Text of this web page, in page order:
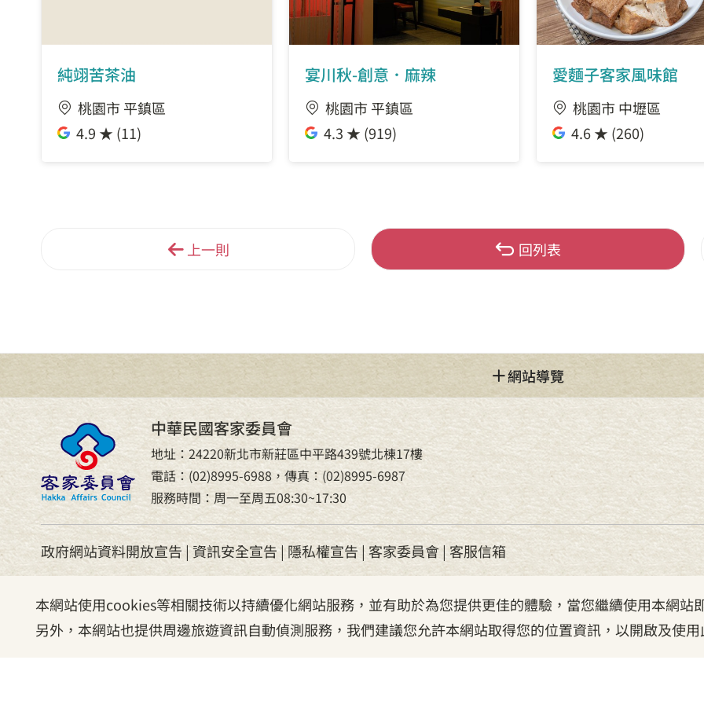
本網站使用cookies等相關技術以持續優化網站服務，並有助於為您提供更佳的體驗，當您繼續使用本網站
另外，本網站也提供周邊旅遊資訊自動偵測服務，我們建議您允許本網站取得您的位置資訊，以開啟及使
純翊苦茶油
桃園市 平鎮區
4.9 ★ (11)
宴川秋-創意．麻辣
桃園市 平鎮區
4.3 ★ (919)
愛麵子客家風味館
桃園市 中壢區
4.6 ★ (260)
上一則 回列表
網站導覽
中華民國客家委員會
地址：24220新北市新莊區中平路439號北棟17樓
電話：(02)8995-6988，傳真：(02)8995-6987
服務時間：周一至周五08:30~17:30
政府網站資料開放宣告|資訊安全宣告| 隱私權宣告 | 客家委員會| 客服信箱